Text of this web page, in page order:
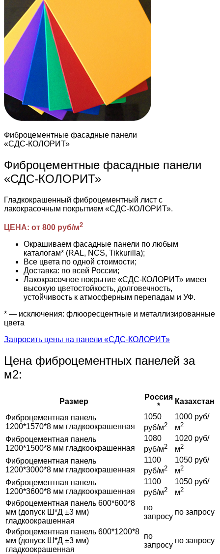
Фиброцементные фасадные панели
«СДС-КОЛОРИТ»
Фиброцементные фасадные панели
«СДС-КОЛОРИТ»
Гладкокрашенный фиброцементный лист с
лакокрасочным покрытием «СДС-КОЛОРИТ».
ЦЕНА: от 800 руб/м2
Окрашиваем фасадные панели по любым
каталогам* (RAL, NCS, Tikkurilla);
Все цвета по одной стоимости;
Доставка: по всей России;
Лакокрасочное покрытие «СДС-КОЛОРИТ» имеет
высокую цветостойкость, долговечность,
устойчивость к атмосферным перепадам и УФ.
* — исключения: флюоресцентные и металлизированные
цвета
Запросить цены на панели «СДС-КОЛОРИТ»
Цена фиброцементных панелей за
м2:
Размер
Россия
*
Казахстан
Фиброцементная панель
1200*1570*8 мм гладкоокрашенная
1050
руб/м2
1000 руб/
м2
Фиброцементная панель
1200*1500*8 мм гладкоокрашенная
1080
руб/м2
1020 руб/
м2
Фиброцементная панель
1200*3000*8 мм гладкоокрашенная
1100
руб/м2
1050 руб/
м2
Фиброцементная панель
1200*3600*8 мм гладкоокрашенная
1100
руб/м2
1050 руб/
м2
Фиброцементная панель 600*600*8
мм (допуск Ш*Д ±3 мм)
гладкоокрашенная
по
запросу
по запросу
Фиброцементная панель 600*1200*8
мм (допуск Ш*Д ±3 мм)
гладкоокрашенная
по
запросу
по запросу